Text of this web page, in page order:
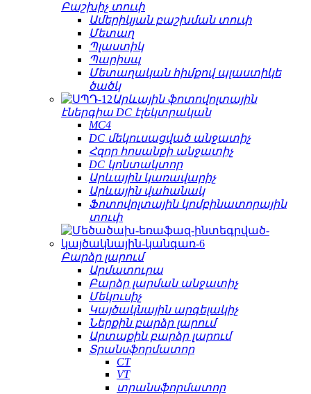
Բաշխիչ տուփ
Ամերիկյան բաշխման տուփ
Մետաղ
Պլաստիկ
Պարիսպ
Մետաղական հիմքով պլաստիկե
ծածկ
Արևային ֆոտովոլտային
էներգիա DC էլեկտրական
MC4
DC մեկուսացված անջատիչ
Հզոր հոսանքի անջատիչ
DC կոնտակտոր
Արևային կառավարիչ
Արևային վահանակ
Ֆոտովոլտային կոմբինատորային
տուփ
Բարձր լարում
Արմատուրա
Բարձր լարման անջատիչ
Մեկուսիչ
Կայծակնային արգելակիչ
Ներքին բարձր լարում
Արտաքին բարձր լարում
Տրանսֆորմատոր
CT
VT
տրանսֆորմատոր